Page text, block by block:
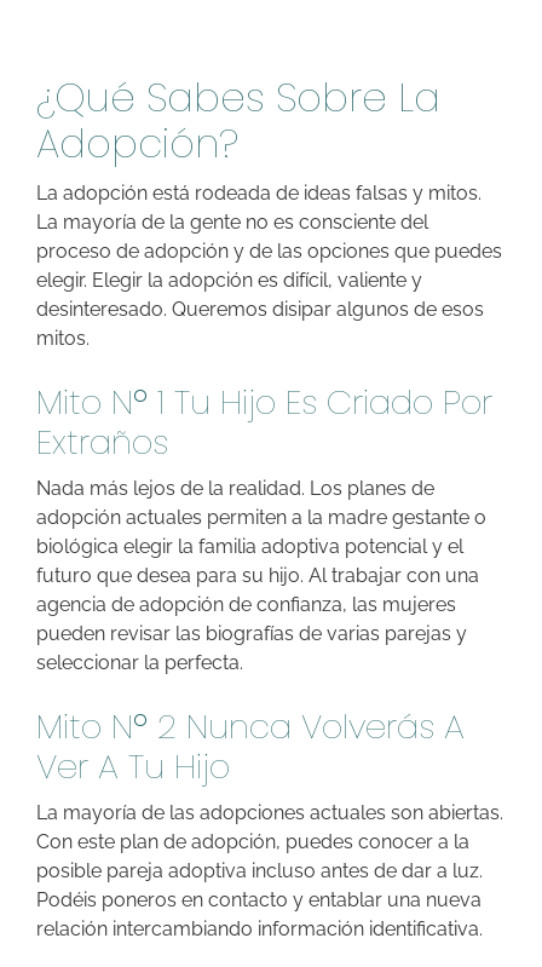
¿Qué Sabes Sobre La
Adopción?
La adopción está rodeada de ideas falsas y mitos.
La mayoría de la gente no es consciente del
proceso de adopción y de las opciones que puedes
elegir. Elegir la adopción es difícil, valiente y
desinteresado. Queremos disipar algunos de esos
mitos.
Mito Nº 1 Tu Hijo Es Criado Por
Extraños
Nada más lejos de la realidad. Los planes de
adopción actuales permiten a la madre gestante o
biológica elegir la familia adoptiva potencial y el
futuro que desea para su hijo. Al trabajar con una
agencia de adopción de confianza, las mujeres
pueden revisar las biografías de varias parejas y
seleccionar la perfecta.
Mito Nº 2 Nunca Volverás A
Ver A Tu Hijo
La mayoría de las adopciones actuales son abiertas.
Con este plan de adopción, puedes conocer a la
posible pareja adoptiva incluso antes de dar a luz.
Podéis poneros en contacto y entablar una nueva
relación intercambiando información identificativa.